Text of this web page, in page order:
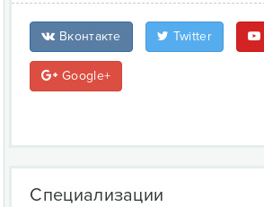
Вконтакте Twitter
Google+
Специализации